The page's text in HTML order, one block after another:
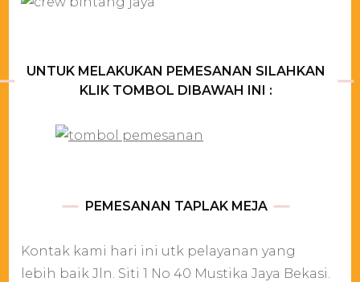
UNTUK MELAKUKAN PEMESANAN SILAHKAN
KLIK TOMBOL DIBAWAH INI :
PEMESANAN TAPLAK MEJA
Kontak kami hari ini utk pelayanan yang
lebih baik Jln. Siti 1 No 40 Mustika Jaya Bekasi.